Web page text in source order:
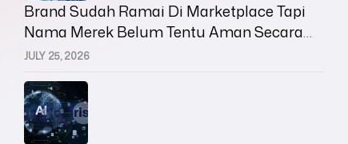
JULY 25, 2026
Brand Sudah Ramai Di Marketplace Tapi
Nama Merek Belum Tentu Aman Secara
Hukum